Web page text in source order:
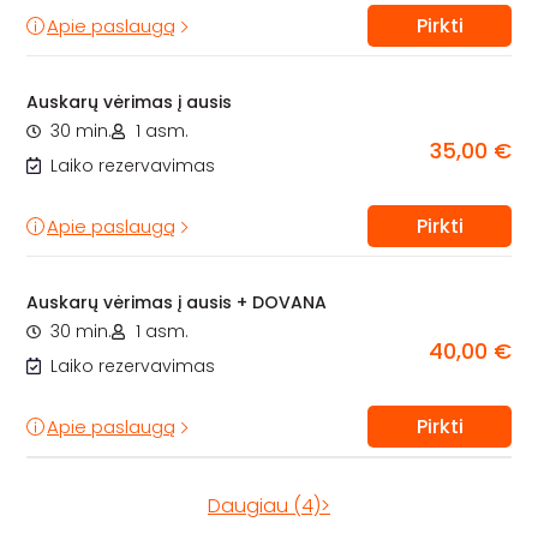
Apie paslaugą Pirkti
Auskarų vėrimas į ausis
30 min.
1 asm.
Laiko rezervavimas
35,00 €
Apie paslaugą Pirkti
Auskarų vėrimas į ausis + DOVANA
30 min.
1 asm.
Laiko rezervavimas
40,00 €
Apie paslaugą Pirkti
Daugiau (4)>